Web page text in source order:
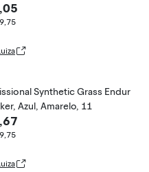
Synthetic Grass Endur
Azul, Amarelo, 11